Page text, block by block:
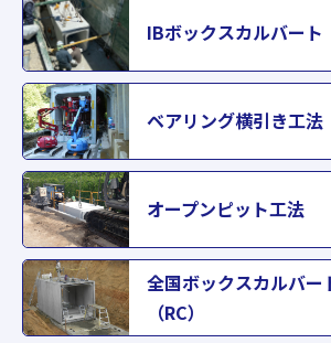
IBボックスカルバート
ベアリング横引き工法
オープンピット工法
全国ボックスカルバー
（RC）